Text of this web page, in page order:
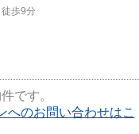
徒歩9分
です。
へのお問い合わせはこ